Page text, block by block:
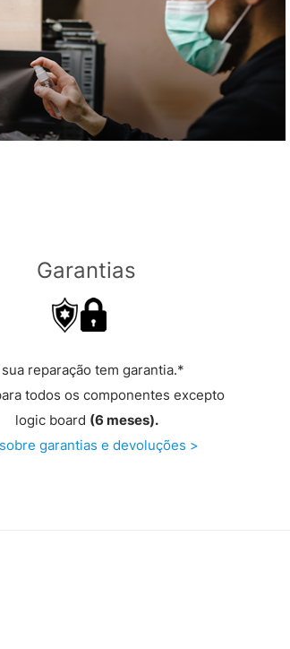
Garantias
reparação tem garantia.*
todos os componentes excepto
logic board (6 meses).
garantias e devoluções >